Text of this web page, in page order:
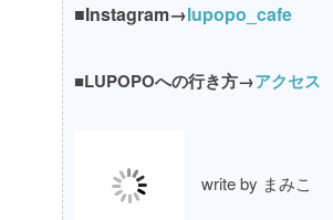
■Instagram→lupopo_cafe
■LUPOPOへの行き方→アクセス
write by まみこ